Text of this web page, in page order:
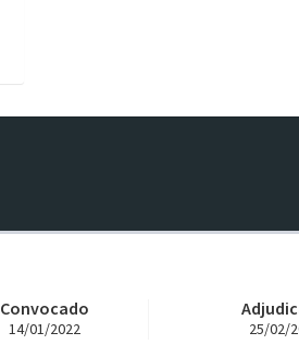
Convocado
14/01/2022 25/02/